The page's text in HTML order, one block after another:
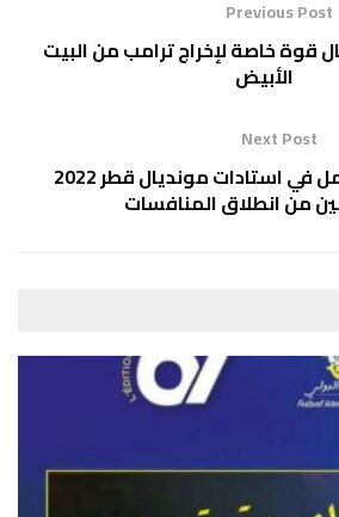
Previous Post
قوة خاصة لإخراج ترامب من البيت
الأبيض
Next Post
تسارع وتيرة العمل في استادات مونديال قطر 2022
من انطلاق المنافسات